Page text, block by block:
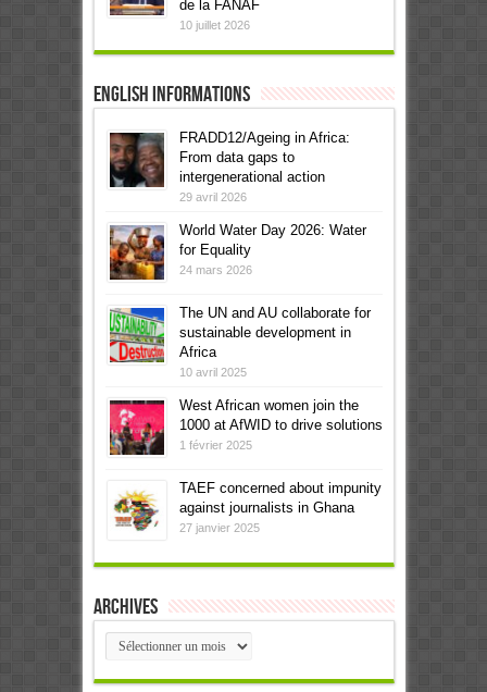
de la FANAF
10 juillet 2026
English informations
FRADD12/Ageing in Africa:
From data gaps to
intergenerational action
29 avril 2026
World Water Day 2026: Water
for Equality
24 mars 2026
The UN and AU collaborate for
sustainable development in
Africa
10 avril 2025
West African women join the
1000 at AfWID to drive solutions
1 février 2025
TAEF concerned about impunity
against journalists in Ghana
27 janvier 2025
Archives
Archives